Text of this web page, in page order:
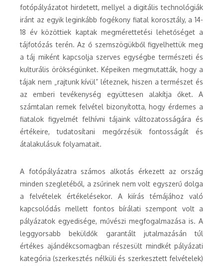
fotópályázatot hirdetett, mellyel a digitális technológiák
iránt az egyik leginkább fogékony fiatal korosztály, a 14-
18 év közöttiek kaptak megmérettetési lehetőséget a
tájfotózás terén. Az ő szemszögükből figyelhettük meg
a táj miként kapcsolja szerves egységbe természeti és
kulturális örökségünket. Képeiken megmutatták, hogy a
tájak nem „rajtunk kívül” léteznek, hiszen a természet és
az emberi tevékenység együttesen alakítja őket. A
számtalan remek felvétel bizonyította, hogy érdemes a
fiatalok figyelmét felhívni tájaink változatosságára és
értékeire, tudatosítani megőrzésük fontosságát és
átalakulásuk folyamatait.
A fotópályázatra számos alkotás érkezett az ország
minden szegletéből, a zsűrinek nem volt egyszerű dolga
a felvételek értékelésekor. A kiírás témájához való
kapcsolódás mellett fontos bírálati szempont volt a
pályázatok egyedisége, művészi megfogalmazása is. A
leggyorsabb beküldők garantált jutalmazásán túl
értékes ajándékcsomagban részesült mindkét pályázati
kategória (szerkesztés nélküli és szerkesztett felvételek)